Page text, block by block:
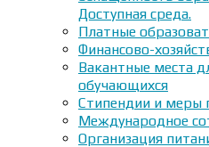
Доступная среда.
Платные
Финансово-
Вакантные места
обучающихся
Стипендии и меры
Международное
Организация